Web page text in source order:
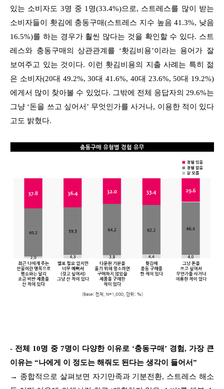
있는 소비자도 3명 중 1명(33.4%)으로, 스트레스를 많이 받는
소비자들이 홧김에 충동구매(스트레스 지수 높음 41.3%, 낮음
16.5%)를 하는 경우가 훨씬 많다는 것을 확인할 수 있다. 스트
레스와 충동구매의 상관관계를 ‘홧김비용’이라는 용어가 잘
보여주고 있는 것이다. 이런 홧김비용의 지출 사례는 특히 젊
은 소비자(20대 49.2%, 30대 41.6%, 40대 23.6%, 50대 19.2%)
에게서 많이 찾아볼 수 있었다. 그밖에 전체 응답자의 29.6%는
그냥 ‘돈을 쓰고 싶어서’ 무엇인가를 사거나, 이용한 적이 있다
고도 밝혔다.
- 전체 10명 중 7명이 다양한 이유로 ‘충동구매’ 경험, 가장 큰
이유는 “나에게 이 정도는 해줘도 된다는 생각이 들어서”
→ 종합적으로 살펴보면 자기만족과 기분전환, 스트레스 해소